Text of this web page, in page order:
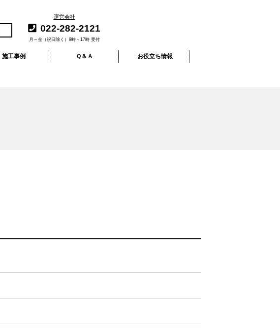
運営会社
022-282-2121
月～金（祝日除く）9時～17時 受付
施工事例 Ｑ＆Ａ お役立ち情報